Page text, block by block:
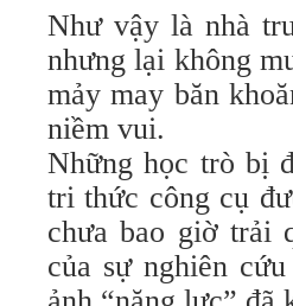
Như vậy là nhà
nhưng lại không
mảy may băn
niềm vui.
Những học trò bị
tri thức công cụ
chưa bao giờ trải
của sự nghiên